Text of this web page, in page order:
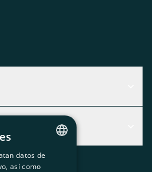
encaja mejor
CATALAN
datos de
así como